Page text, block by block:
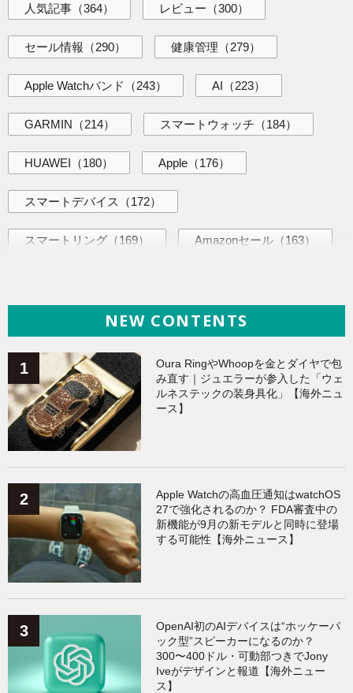
人気記事 （364） レビュー （300）
セール情報 （290） 健康管理 （279）
Apple Watchバンド （243） AI （223）
GARMIN （214） スマートウォッチ （184）
HUAWEI （180） Apple （176）
スマートデバイス （172）
スマートリング （169） Amazonセール （163）
ヘルスケア（140）
Galaxy（136）
ワークアウト（131）
AppleWatchアクセサリー
Xiaomi（119）
NEW CONTENTS
Oura RingやWhoopを金とダイヤで包
み直す｜ジュエラーが参入した「ウェ
ルネステックの装身具化」【海外ニュ
ース】
Apple Watchの高血圧通知はwatchOS
27で強化されるのか？ FDA審査中の
新機能が9月の新モデルと同時に登場
する可能性【海外ニュース】
OpenAI初のAIデバイスは“ホッケーパ
ック型”スピーカーになるのか？
300〜400ドル・可動部つきでJony
Iveがデザインと報道【海外ニュー
ス】